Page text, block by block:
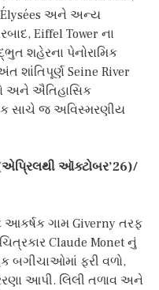
Élysées અને અન્ય
Eiffel Tower ના
શહેરના પેનોરામિક
શાંતિપૂર્ણ Seine River
અને ઐતિહાસિક
સાચે જ અવિસ્મરણીય
(એપ્રિલથી ઑક્ટોબર’26)/
ગામ Giverny તરફ
Claude Monet નું
બગીચાઓમાં ફરી વળો,
આપી. લિલી તળાવ અને